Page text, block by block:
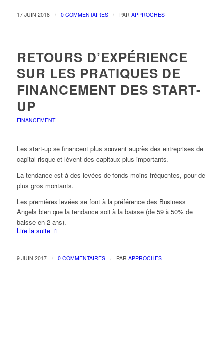
17 JUIN 2018 / 0 COMMENTAIRES / PAR APPROCHES
RETOURS D’EXPÉRIENCE
SUR LES PRATIQUES DE
FINANCEMENT DES START-
UP
FINANCEMENT
Les start-up se financent plus souvent auprès des entreprises de
capital-risque et lèvent des capitaux plus importants.
La tendance est à des levées de fonds moins fréquentes, pour de
plus gros montants.
Les premières levées se font à la préférence des Business
Angels bien que la tendance soit à la baisse (de 59 à 50% de
baisse en 2 ans).
Lire la suite
9 JUIN 2017 / 0 COMMENTAIRES / PAR APPROCHES